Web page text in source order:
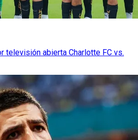
televisión abierta Charlotte FC vs.